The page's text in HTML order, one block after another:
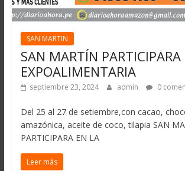
SAN MARTIN
SAN MARTÍN
EXPOALIMENTARIA
septiembre 23, 2024 admin 0
Del 25 al 27 de setiembre,con cacao,
amazónica, aceite de coco, tilapia SAN
PARTICIPARA EN LA
Leer más